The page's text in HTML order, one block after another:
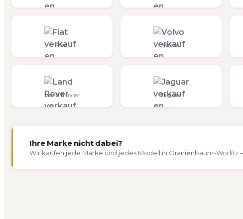
Fiat Volvo
Land Rover Jaguar
Ihre Marke nicht dabei?
Wir kaufen jede Marke und jedes Modell in Oranienbaum-Wörlitz